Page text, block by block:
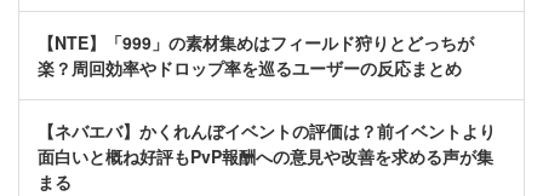
【NTE】「999」の素材集めはフィールド狩りとどっちが
楽？周回効率やドロップ率を巡るユーザーの反応まとめ
【ネバエバ】かくれんぼイベントの評価は？前イベントより
面白いと概ね好評もPvP報酬への意見や改善を求める声が集
まる